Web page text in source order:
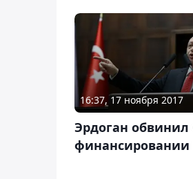
16:37, 17 ноября 2017
Эрдоган
финансировании